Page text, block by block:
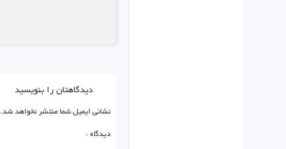
دیدگاهتان را بنویسید
نشانی ایمیل شما منتشر نخواهد شد.
دیدگاه *